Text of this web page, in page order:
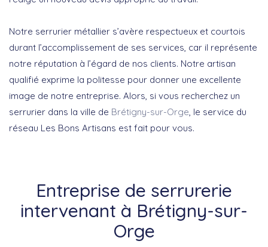
Notre serrurier métallier s’avère respectueux et courtois
durant l’accomplissement de ses services, car il représente
notre réputation à l’égard de nos clients. Notre artisan
qualifié exprime la politesse pour donner une excellente
image de notre entreprise. Alors, si vous recherchez un
serrurier dans la ville de Brétigny-sur-Orge , le service du
réseau Les Bons Artisans est fait pour vous.
Entreprise de serrurerie
intervenant à Brétigny-sur-
Orge